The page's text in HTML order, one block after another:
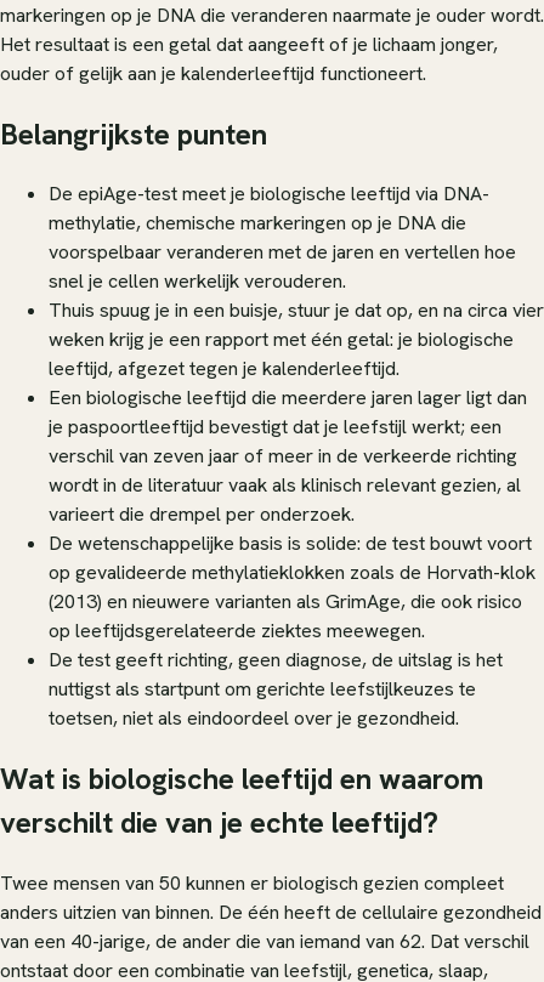
markeringen op je DNA die veranderen naarmate je ouder wordt.
Het resultaat is een getal dat aangeeft of je lichaam jonger,
ouder of gelijk aan je kalenderleeftijd functioneert.
Belangrijkste punten
De epiAge-test meet je biologische leeftijd via DNA-
methylatie, chemische markeringen op je DNA die
voorspelbaar veranderen met de jaren en vertellen hoe
snel je cellen werkelijk verouderen.
Thuis spuug je in een buisje, stuur je dat op, en na circa vier
weken krijg je een rapport met één getal: je biologische
leeftijd, afgezet tegen je kalenderleeftijd.
Een biologische leeftijd die meerdere jaren lager ligt dan
je paspoortleeftijd bevestigt dat je leefstijl werkt; een
verschil van zeven jaar of meer in de verkeerde richting
wordt in de literatuur vaak als klinisch relevant gezien, al
varieert die drempel per onderzoek.
De wetenschappelijke basis is solide: de test bouwt voort
op gevalideerde methylatieklokken zoals de Horvath-klok
(2013) en nieuwere varianten als GrimAge, die ook risico
op leeftijdsgerelateerde ziektes meewegen.
De test geeft richting, geen diagnose, de uitslag is het
nuttigst als startpunt om gerichte leefstijlkeuzes te
toetsen, niet als eindoordeel over je gezondheid.
Wat is biologische leeftijd en waarom
verschilt die van je echte leeftijd?
Twee mensen van 50 kunnen er biologisch gezien compleet
anders uitzien van binnen. De één heeft de cellulaire gezondheid
van een 40-jarige, de ander die van iemand van 62. Dat verschil
ontstaat door een combinatie van leefstijl, genetica, slaap,